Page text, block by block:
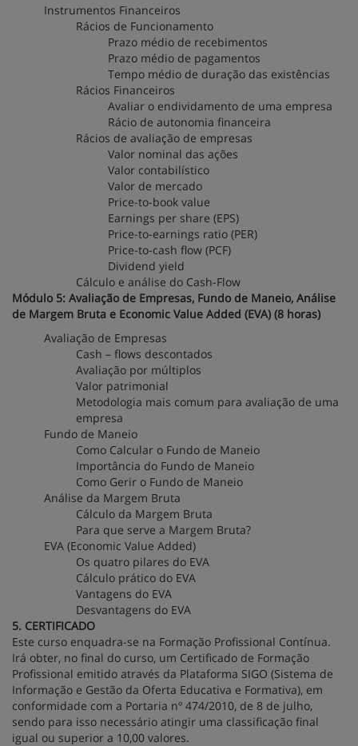
Instrumentos Financeiros
Rácios de Funcionamento
Prazo médio de recebimentos
Prazo médio de pagamentos
Tempo médio de duração das existências
Rácios Financeiros
Avaliar o endividamento de uma empresa
Rácio de autonomia financeira
Rácios de avaliação de empresas
Valor nominal das ações
Valor contabilístico
Valor de mercado
Price-to-book value
Earnings per share (EPS)
Price-to-earnings ratio (PER)
Price-to-cash flow (PCF)
Dividend yield
Cálculo e análise do Cash-Flow
Módulo 5: Avaliação de Empresas, Fundo de Maneio, Análise
de Margem Bruta e Economic Value Added (EVA) (8 horas)
Avaliação de Empresas
Cash – flows descontados
Avaliação por múltiplos
Valor patrimonial
Metodologia mais comum para avaliação de uma
empresa
Fundo de Maneio
Como Calcular o Fundo de Maneio
Importância do Fundo de Maneio
Como Gerir o Fundo de Maneio
Análise da Margem Bruta
Cálculo da Margem Bruta
Para que serve a Margem Bruta?
EVA (Economic Value Added)
Os quatro pilares do EVA
Cálculo prático do EVA
Vantagens do EVA
Desvantagens do EVA
5. CERTIFICADO
Este curso enquadra-se na Formação Profissional Contínua.
Irá obter, no final do curso, um Certificado de Formação
Profissional emitido através da Plataforma SIGO (Sistema de
Informação e Gestão da Oferta Educativa e Formativa), em
conformidade com a Portaria nº 474/2010, de 8 de julho,
sendo para isso necessário atingir uma classificação final
igual ou superior a 10,00 valores.